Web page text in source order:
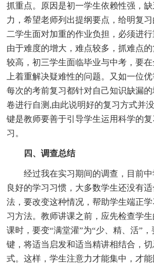
抓重点。原因是初一学生依赖性强，
力，希望老师列出提纲要点，给明复
二学生面对加重的作业负担，必须进
由于难度的增大，难点较多，抓难点
较高，初三学生面临毕业与中考，要
上着重解决疑难性的问题。又如一位
每次的考前复习都针对自己知识缺漏
卷进行自测,由此说明好的复习方式并
键是教师要善于引导学生运用科学的
习。
四、调查总结
经过我在实习期间的调查，目前中
良好的学习习惯，大多数学生还没有
法，要改变这种情况，帮助学生端正
习方法。教师讲课之前，应先检查学
课时，要变“满堂灌”为“少、精、活”
键，将适当启发和适当精讲相结合，
式。这样，学生注意力才能集中，才